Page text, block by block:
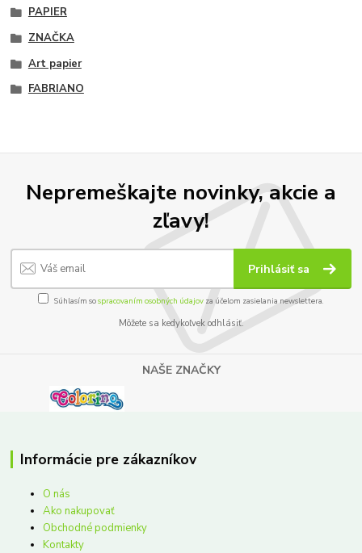
PAPIER
ZNAČKA
Art papier
FABRIANO
Nepremeškajte novinky, akcie a
zľavy!
Prihlásiť sa
Súhlasím sospracovaním osobných údajov za účelom zasielania newslettera.
Môžete sa kedykoľvek odhlásiť.
NAŠE ZNAČKY
Informácie pre zákazníkov
O nás
Ako nakupovať
Obchodné podmienky
Kontakty